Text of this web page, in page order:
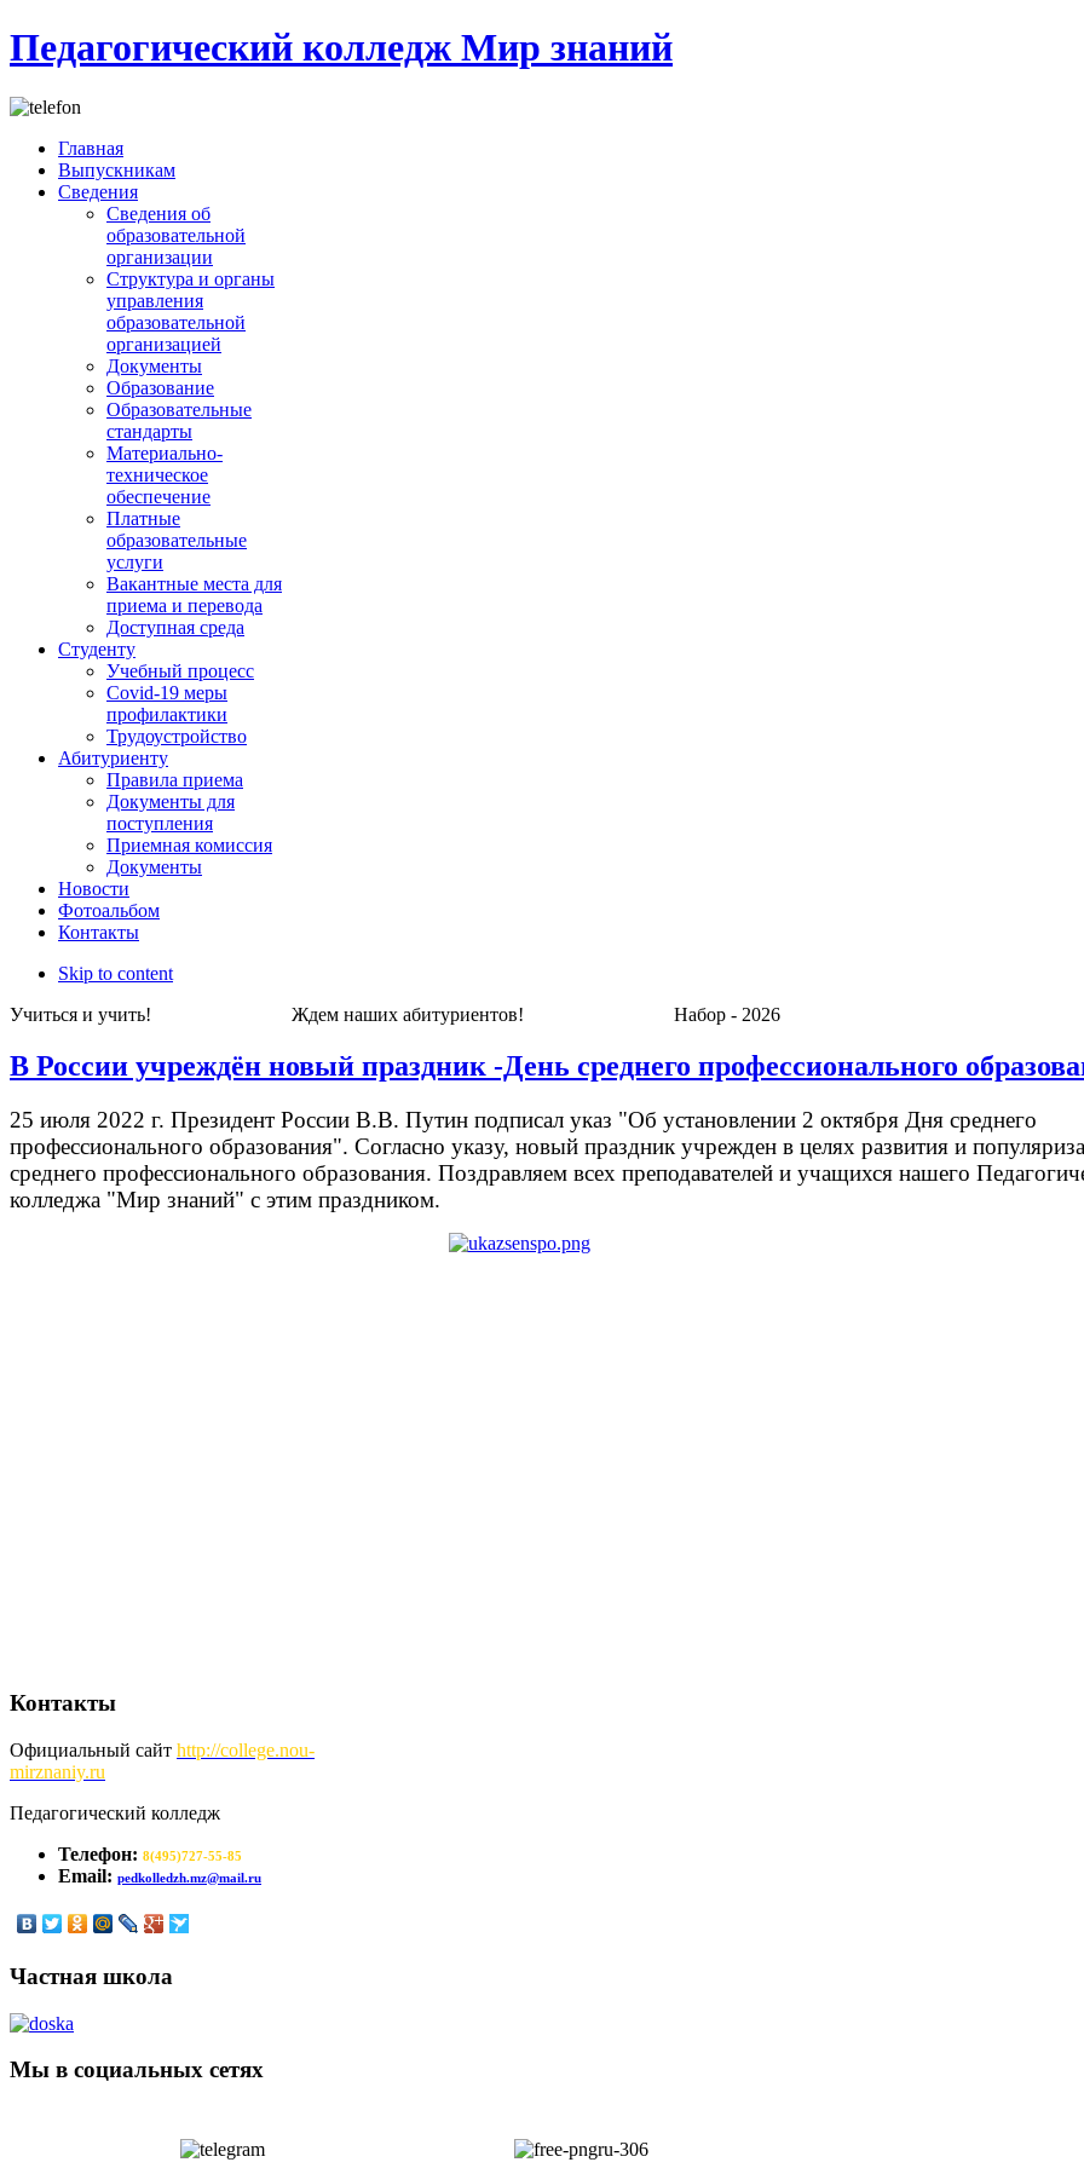
Педагогический колледж Мир знаний
Главная
Выпускникам
Сведения
Сведения об
образовательной
организации
Структура и органы
управления
образовательной
организацией
Документы
Образование
Образовательные
стандарты
Материально-
техническое
обеспечение
Платные
образовательные
услуги
Вакантные места для
приема и перевода
Доступная среда
Студенту
Учебный процесс
Covid-19 меры
профилактики
Трудоустройство
Абитуриенту
Правила приема
Документы для
поступления
Приемная комиссия
Документы
Новости
Фотоальбом
Контакты
Skip to content
Учиться и учить! Ждем наших абитуриентов! Набор - 2026
В России учреждён новый праздник -День среднего профессионального
25 июля 2022 г. Президент России В.В. Путин подписал указ "Об установлении 2 октября Дня среднего
профессионального образования". Согласно указу, новый праздник учрежден в целях развития и
среднего профессионального образования. Поздравляем всех преподавателей и учащихся нашего
колледжа "Мир знаний" с этим праздником.
Контакты
Официальный сайт http://college.nou-
mirznaniy.ru
Педагогический колледж
Телефон: 8(495)727-55-85
Email: pedkolledzh.mz@mail.ru
Частная школа
Мы в социальных сетях